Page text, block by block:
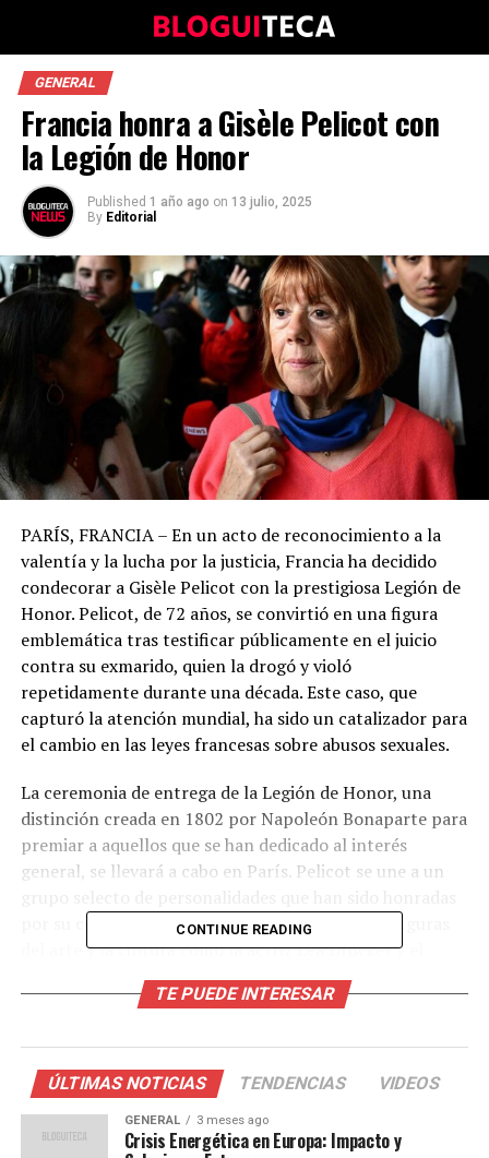
GENERAL
Francia honra a Gisèle Pelicot con
la Legión de Honor
Published 1 año ago on 13 julio, 2025
By Editorial
PARÍS, FRANCIA – En un acto de reconocimiento a la
valentía y la lucha por la justicia, Francia ha decidido
condecorar a Gisèle Pelicot con la prestigiosa Legión de
Honor. Pelicot, de 72 años, se convirtió en una figura
emblemática tras testificar públicamente en el juicio
contra su exmarido, quien la drogó y violó
repetidamente durante una década. Este caso, que
capturó la atención mundial, ha sido un catalizador para
el cambio en las leyes francesas sobre abusos sexuales.
La ceremonia de entrega de la Legión de Honor, una
distinción creada en 1802 por Napoleón Bonaparte para
premiar a aquellos que se han dedicado al interés
general, se llevará a cabo en París. Pelicot se une a un
por su contribución a la sociedad, incluyendo a figuras
del arte y la cultura como la actriz Léa Drucker y el
músico Pharrell Williams.
legislación
El caso de Gisèle Pelicot no solo conmocionó a Francia,
sino que también impulsó un debate nacional sobre la
CONTINUE READING
TE PUEDE INTERESAR
ÚLTIMAS NOTICIAS TENDENCIAS VIDEOS
GENERAL 3 meses ago
Crisis Energética en Europa: Impacto y